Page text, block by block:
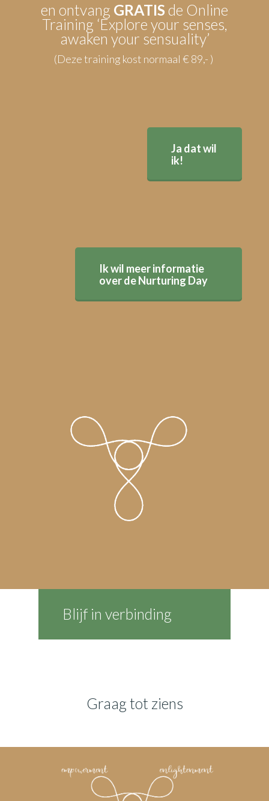
en ontvang GRATIS de Online
Training ‘Explore your senses,
awaken your sensuality’
(Deze training kost normaal € 89,- )
Ja dat wil
ik!
Ik wil meer informatie
over de Nurturing Day
Blijf in verbinding
Graag tot ziens